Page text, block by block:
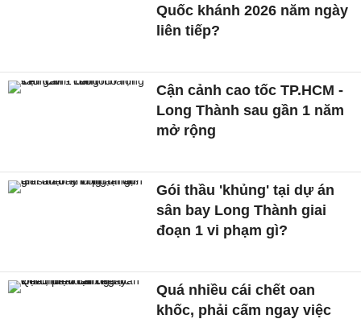
Quốc khánh 2026 năm ngày
liên tiếp?
Cận cảnh cao tốc TP.HCM -
Long Thành sau gần 1 năm
mở rộng
Gói thầu 'khủng' tại dự án
sân bay Long Thành giai
đoạn 1 vi phạm gì?
Quá nhiều cái chết oan
khốc, phải cấm ngay việc